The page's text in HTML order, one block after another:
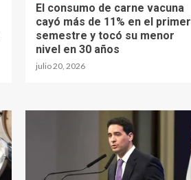
El consumo de carne vacuna
cayó más de 11% en el primer
semestre y tocó su menor
nivel en 30 años
julio 20, 2026